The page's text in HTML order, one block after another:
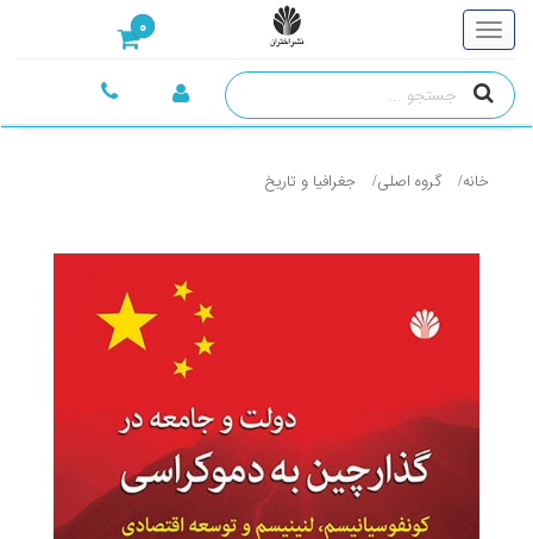
0
خانه گروه اصلی جغرافيا و تاريخ